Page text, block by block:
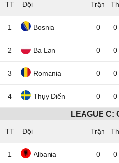
TT Đội
1 Bosnia 0 0
2 Ba Lan 0 0
3 Romania 0 0
4 Thụy Điển 0 0
LEAGUE C:
TT Đội
1 Albania 0 0